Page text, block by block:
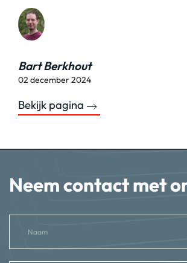
Bart Berkhout
02 december 2024
Bekijk pagina
Neem contact met